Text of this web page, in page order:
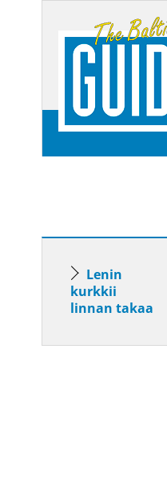
Lenin
kurkkii
linnan takaa